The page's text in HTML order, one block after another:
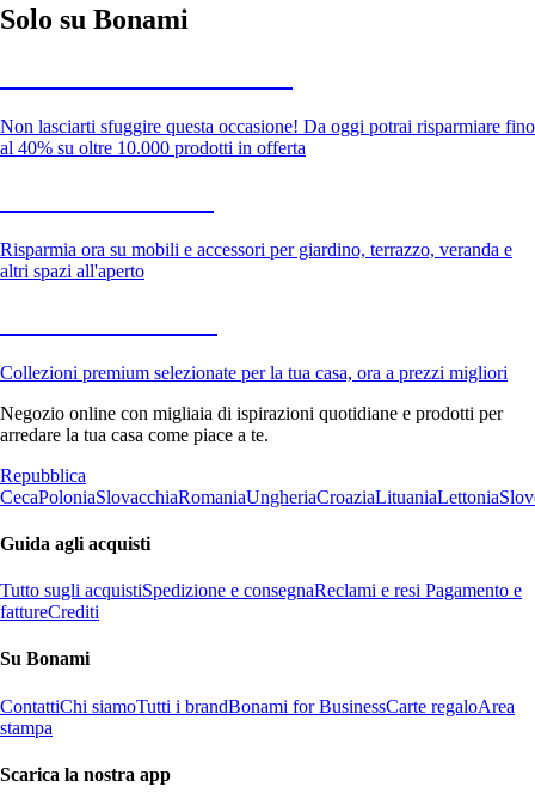
Solo su Bonami
Non lasciarti sfuggire questa occasione! Da oggi potrai risparmiare fino
al 40% su oltre 10.000 prodotti in offerta
Risparmia ora su mobili e accessori per giardino, terrazzo, veranda e
altri spazi all'aperto
Collezioni premium selezionate per la tua casa, ora a prezzi migliori
Negozio online con migliaia di ispirazioni quotidiane e prodotti per
arredare la tua casa come piace a te.
Repubblica
CecaPoloniaSlovacchiaRomaniaUngheriaCroaziaLituaniaLettonia
Guida agli acquisti
Tutto sugli acquistiSpedizione e consegnaReclami e resi Pagamento e
fattureCrediti
Su Bonami
ContattiChi siamoTutti i brandBonami for BusinessCarte regaloArea
stampa
Scarica la nostra app